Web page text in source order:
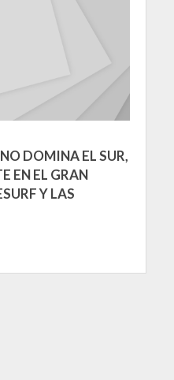
DOMINA EL SUR,
EN EL GRAN
Y LAS